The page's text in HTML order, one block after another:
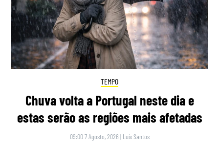
TEMPO
Chuva volta a Portugal neste dia e
estas serão as regiões mais afetadas
09:00 7 Agosto, 2026 | Luís Santos